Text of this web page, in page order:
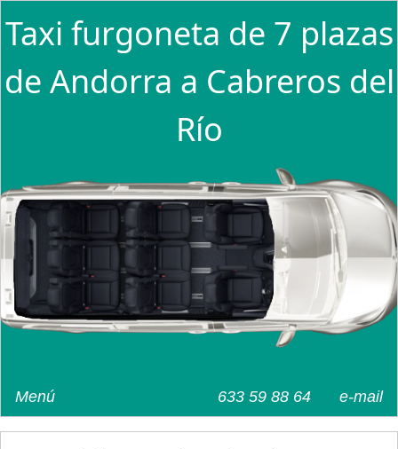
Taxi furgoneta de 7 plazas
de Andorra a Cabreros del
Río
e-mail
633 59 88 64
Menú